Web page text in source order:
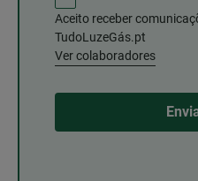
Aceito receber
TudoLuzeGás.pt
Ver colaboradores